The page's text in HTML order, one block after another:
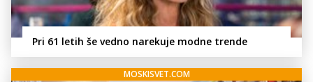
Pri 61 letih še vedno narekuje modne trende
MOSKISVET.COM